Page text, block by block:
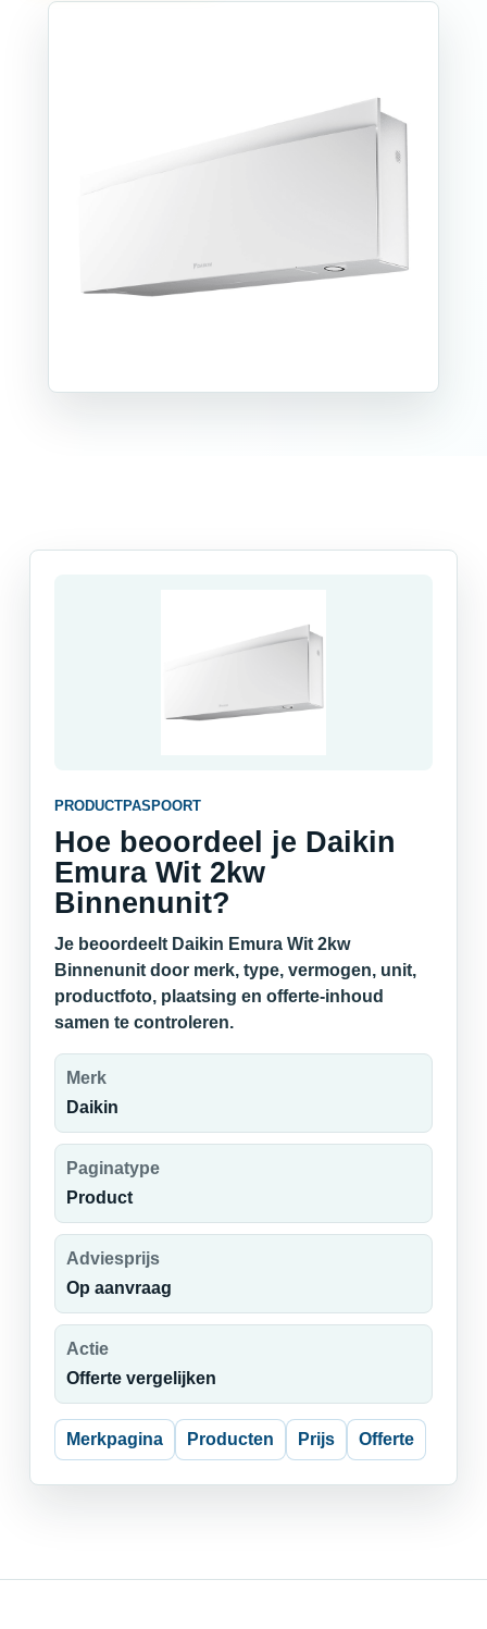
PRODUCTPASPOORT
Hoe beoordeel je Daikin
Emura Wit 2kw
Binnenunit?
Je beoordeelt Daikin Emura Wit 2kw
Binnenunit door merk, type, vermogen, unit,
productfoto, plaatsing en offerte-inhoud
samen te controleren.
Merk
Daikin
Paginatype
Product
Adviesprijs
Op aanvraag
Actie
Offerte vergelijken
Merkpagina Producten Prijs Offerte